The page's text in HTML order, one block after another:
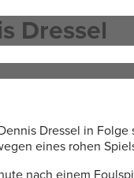
Dressel
Dressel in
eines rohen
nach einem